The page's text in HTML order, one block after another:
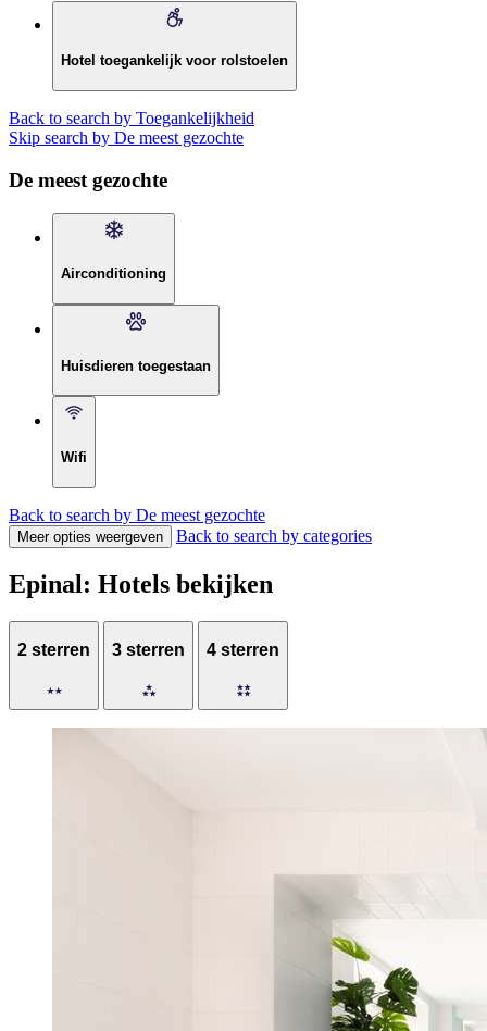
Hotel toegankelijk voor rolstoelen
Back to search by Toegankelijkheid
Skip search by De meest gezochte
De meest gezochte
Airconditioning
Huisdieren toegestaan
Wifi
Back to search by De meest gezochte
Meer opties weergeven Back to search by categories
Epinal: Hotels bekijken
2 sterren 3 sterren 4 sterren